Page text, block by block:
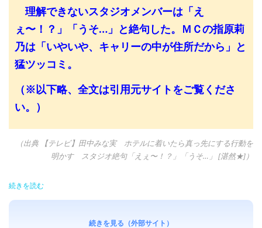
理解できないスタジオメンバーは「え
ぇ〜！？」「うそ…」と絶句した。ＭＣの指原莉
乃は「いやいや、キャリーの中が住所だから」と
猛ツッコミ。
（※以下略、全文は引用元サイトをご覧くださ
い。）
（出典 【テレビ】田中みな実 ホテルに着いたら真っ先にする行動を
明かす スタジオ絶句「えぇ〜！？」「うそ…」 [湛然★]）
続きを読む
続きを見る（外部サイト）